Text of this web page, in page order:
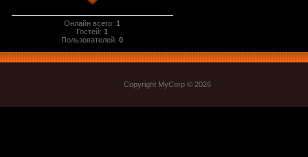
Онлайн всего:1
Гостей:1
Пользователей:0
Copyright MyCorp © 2026